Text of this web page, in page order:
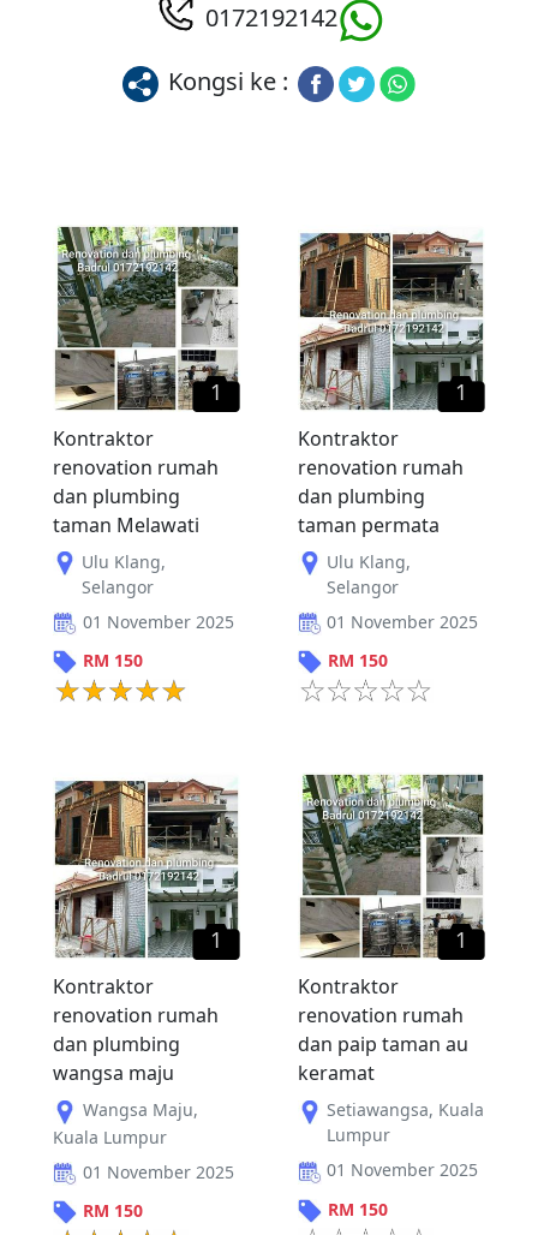
0172192142
Kongsi ke :
1
Kontraktor
renovation rumah
dan plumbing
taman Melawati
Ulu Klang,
Selangor
01 November 2025
RM 150
1
Kontraktor
renovation rumah
dan plumbing
taman permata
Ulu Klang,
Selangor
01 November 2025
RM 150
1
Kontraktor
renovation rumah
dan plumbing
wangsa maju
Wangsa Maju,
Kuala Lumpur
01 November 2025
RM 150
1
Kontraktor
renovation rumah
dan paip taman au
keramat
Setiawangsa, Kuala
Lumpur
01 November 2025
RM 150